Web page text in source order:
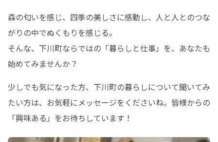
森の匂いを感じ、四季の美しさに感動し、人と人とのつな
がりの中でぬくもりを感じる。
そんな、下川町ならではの「暮らしと仕事」を、あなたも
始めてみませんか？
少しでも気になった方、下川町の暮らしについて聞いてみ
たい方は、お気軽にメッセージをくださいね。皆様からの
「興味ある」をお待ちしています！